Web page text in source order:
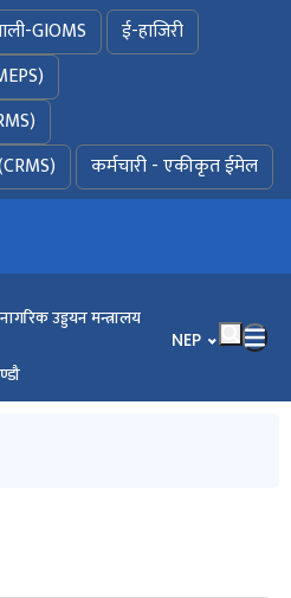
GIOMS
ई-हाजिरी
कर्मचारी - एकीकृत ईमेल
उड्डयन मन्त्रालय
भाषा चयन गर्नुहोस्
NEP
AND FIGURES 2026
! (प्रकाशन मिति : २०८३।०३।०२)
AND FIGURES 2026
खेल सञ्चालन नगर्ने सम्बन्धी
! (प्रकाशन मिति : २०८३।०३।०२)
गर्ने प्रयोजनार्थ पेश गर्नुपर्ने